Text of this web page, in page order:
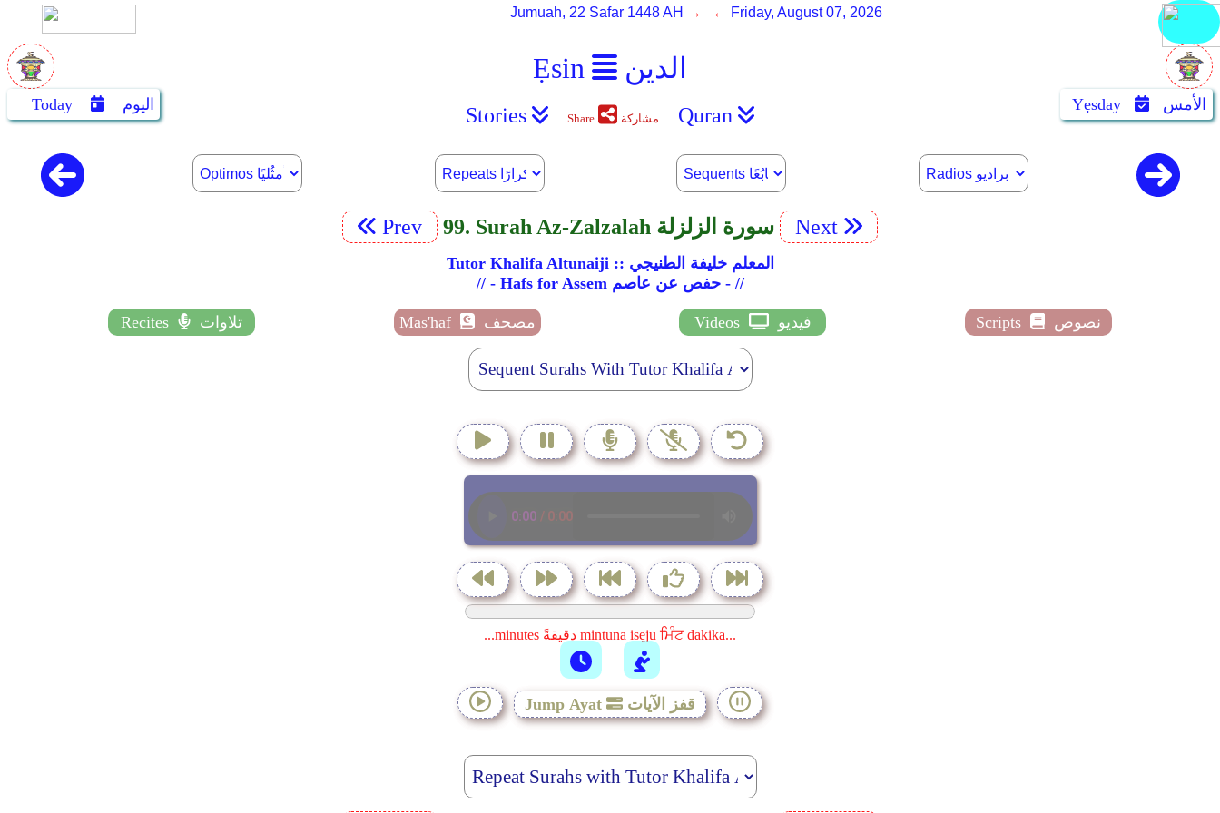
Ẹsin الدين
Jumuah, 22 Safar 1448 AH → ← Friday, August 07, 2026
Today اليوم Yẹsday الأمس Stories Share مشاركة Quran
Prev 99. Surah Az-Zalzalah سورة الزلزلة Next
Tutor Khalifa Altunaiji :: المعلم خليفة الطنيجي
// - Hafs for Assem حفص عن عاصم - //
Recites تلاوات Mas'haf مصحف Videos فيديو Scripts نصوص
...minutes دقيقةً mintuna isẹju ਮਿੰਟ dakika...
Jump Ayat قفز الآيات